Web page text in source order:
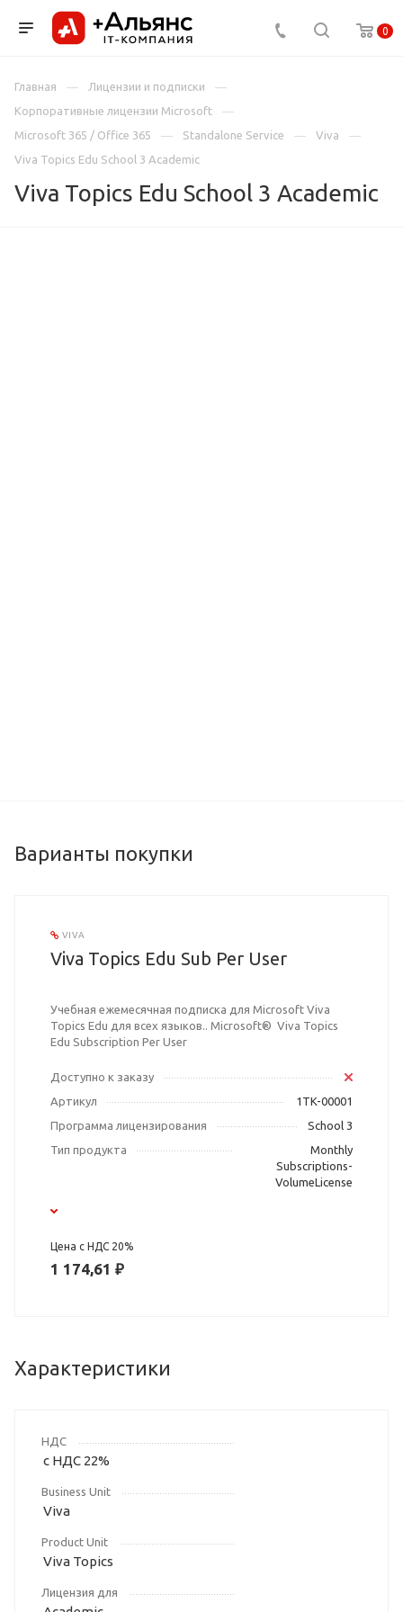
0
Главная
Лицензии и подписки
Корпоративные лицензии Microsoft
Microsoft 365 / Office 365
Standalone Service
Viva
Viva Topics Edu School 3 Academic
Viva Topics Edu School 3 Academic
Варианты покупки
VIVA
Viva Topics Edu Sub Per User
Учебная ежемесячная подписка для Microsoft Viva
Topics Edu для всех языков.. Microsoft® Viva Topics
Edu Subscription Per User
Доступно к заказу
Артикул
1TK-00001
Программа лицензирования
School 3
Тип продукта
Monthly
Subscriptions-
VolumeLicense
Цена с НДС 20%
1 174,61 ₽
Характеристики
НДС
с НДС 22%
Business Unit
Viva
Product Unit
Viva Topics
Лицензия для